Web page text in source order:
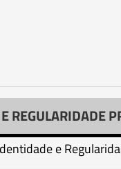
REGULARIDADE
e